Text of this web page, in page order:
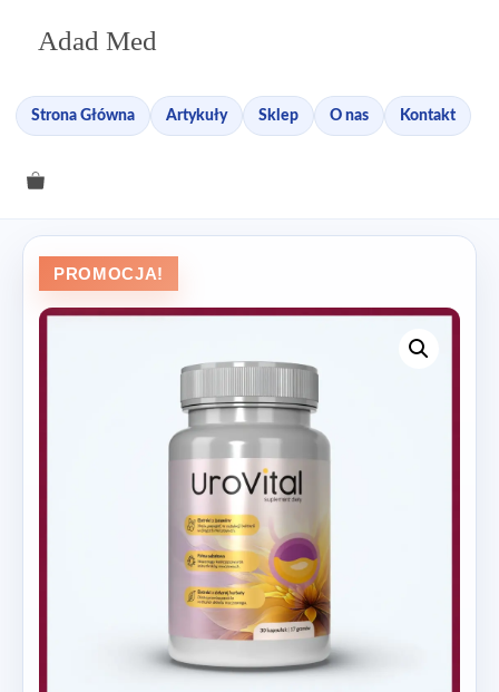
Adad Med
Strona Główna Artykuły Sklep O nas Kontakt
PROMOCJA!